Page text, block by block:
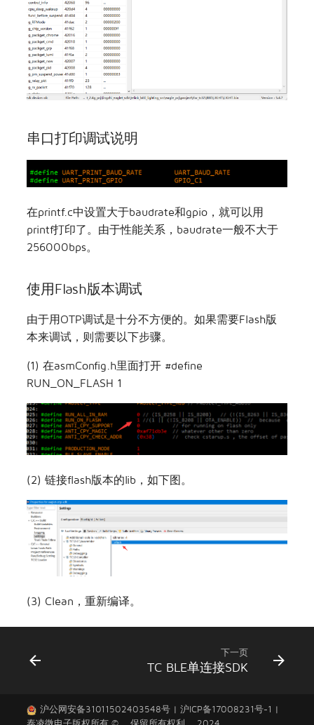
串口打印调试说明
在printf.c中设置大于baudrate和gpio，就可以用
printf打印了。由于性能关系，baudrate一般不大于
256000bps。
使用Flash版本调试
由于用OTP调试是十分不方便的。如果需要Flash版
本来调试，则需要以下步骤。
(1) 在asmConfig.h里面打开 #define
RUN_ON_FLASH 1
(2) 链接flash版本的lib，如下图。
(3) Clean，重新编译。
下一页
TC BLE单连接SDK
沪公网安备31011502403548号 |沪ICP备17008231号-1 |